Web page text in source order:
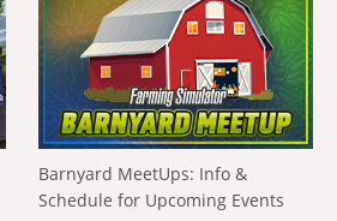
Barnyard MeetUps: Info &
Schedule for Upcoming Events